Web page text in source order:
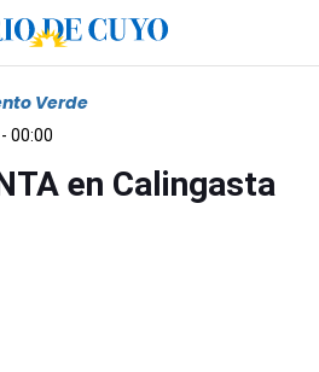
Verde
00:00
en Calingasta